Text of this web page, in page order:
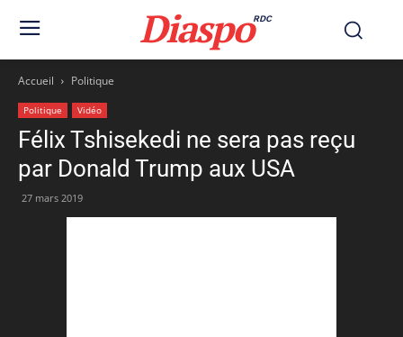
DiaspoRDC
Accueil Politique
Politique Vidéo
Félix Tshisekedi ne sera pas reçu
par Donald Trump aux USA
27 mars 2019